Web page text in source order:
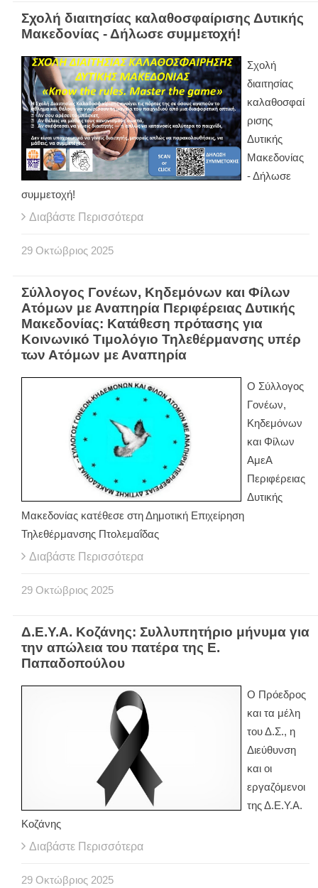
Σχολή διαιτησίας καλαθοσφαίρισης Δυτικής
Μακεδονίας - Δήλωσε συμμετοχή!
Σχολή
διαιτησίας
καλαθοσφαί
ρισης
Δυτικής
Μακεδονίας
- Δήλωσε
συμμετοχή!
Διαβάστε Περισσότερα
29 Οκτώβριος 2025
Σύλλογος Γονέων, Κηδεμόνων και Φίλων
Ατόμων με Αναπηρία Περιφέρειας Δυτικής
Μακεδονίας: Κατάθεση πρότασης για
Κοινωνικό Τιμολόγιο Τηλεθέρμανσης υπέρ
των Ατόμων με Αναπηρία
Ο Σύλλογος
Γονέων,
Κηδεμόνων
και Φίλων
ΑμεΑ
Περιφέρειας
Δυτικής
Μακεδονίας κατέθεσε στη Δημοτική Επιχείρηση
Τηλεθέρμανσης Πτολεμαΐδας
Διαβάστε Περισσότερα
29 Οκτώβριος 2025
Δ.Ε.Υ.Α. Κοζάνης: Συλλυπητήριο μήνυμα για
την απώλεια του πατέρα της Ε.
Παπαδοπούλου
Ο Πρόεδρος
και τα μέλη
του Δ.Σ., η
Διεύθυνση
και οι
εργαζόμενοι
της Δ.Ε.Υ.Α.
Κοζάνης
Διαβάστε Περισσότερα
29 Οκτώβριος 2025